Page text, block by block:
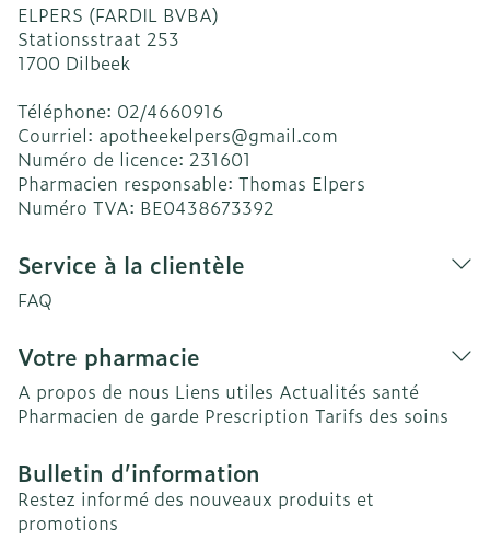
ELPERS (FARDIL BVBA)
Stationsstraat 253
1700 Dilbeek
Téléphone: 02/4660916
Courriel: apotheekelpers@gmail.com
Numéro de licence: 231601
Pharmacien responsable: Thomas Elpers
Numéro TVA: BE0438673392
Service à la clientèle
FAQ
Votre pharmacie
A propos de nous Liens utiles Actualités santé
Pharmacien de garde Prescription Tarifs des soins
Bulletin d’information
Restez informé des nouveaux produits et
promotions